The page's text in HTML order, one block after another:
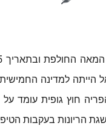
הריונות בעקבות